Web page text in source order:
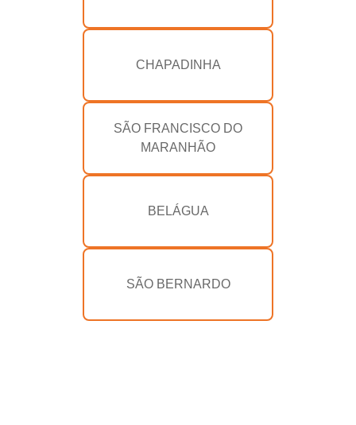
CHAPADINHA
SÃO FRANCISCO DO
MARANHÃO
BELÁGUA
SÃO BERNARDO